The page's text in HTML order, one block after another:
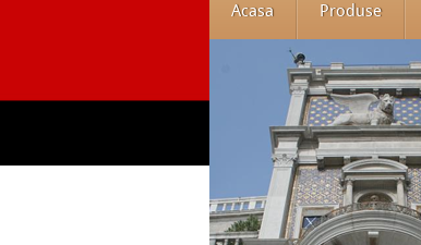
Acasa Produse